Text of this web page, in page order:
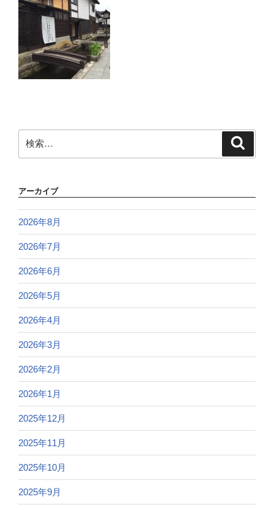
索:
アーカイブ
2026年8月
2026年7月
2026年6月
2026年5月
2026年4月
2026年3月
2026年2月
2026年1月
2025年12月
2025年11月
2025年10月
2025年9月